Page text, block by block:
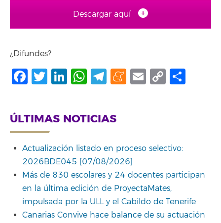
Descargar aquí
¿Difundes?
Facebook
Twitter
LinkedIn
WhatsApp
Telegram
Meneame
Email
Copy
ÚLTIMAS NOTICIAS
Actualización listado en proceso selectivo:
2026BDE045 [07/08/2026]
Más de 830 escolares y 24 docentes participan
en la última edición de ProyectaMates,
impulsada por la ULL y el Cabildo de Tenerife
Canarias Convive hace balance de su actuación